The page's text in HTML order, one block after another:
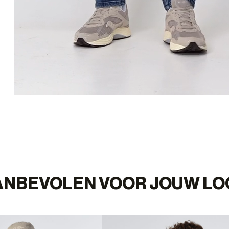
VOOR JOUW